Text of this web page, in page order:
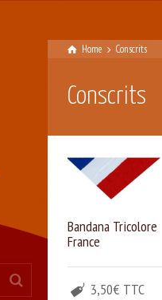
Home Conscrits
Conscrits
Bandana Tricolore
France
3,50€ TTC